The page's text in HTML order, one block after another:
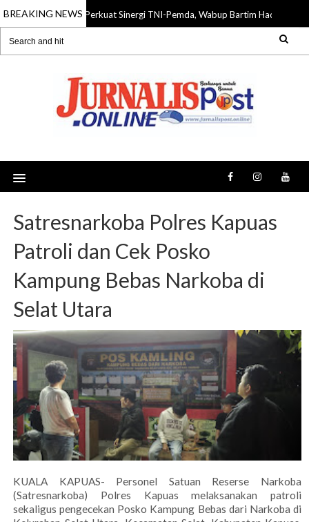
BREAKING NEWS
10 Aug 2026 Perkuat Sinergi TNI-Pemda, Wabup Bartim Hadiri HUT
Satresnarkoba Polres Kapuas
Patroli dan Cek Posko
Kampung Bebas Narkoba di
Selat Utara
KUALA KAPUAS- Personel Satuan Reserse Narkoba
(Satresnarkoba) Polres Kapuas melaksanakan patroli
sekaligus pengecekan Posko Kampung Bebas dari Narkoba di